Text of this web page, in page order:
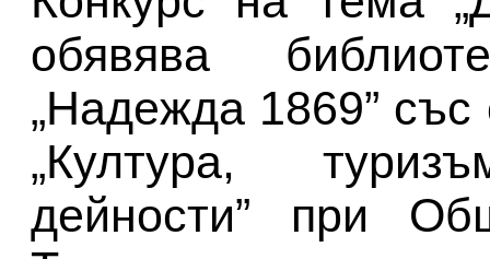
обявява
„Надежда 1869”
„Култура,
дейности” при